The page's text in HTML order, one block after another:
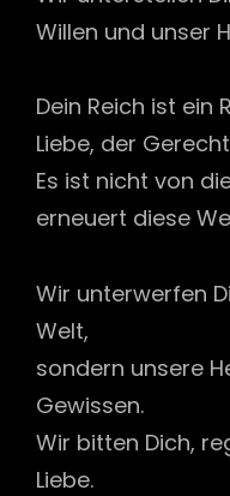
Willen und unser
Dein Reich ist ein
Liebe, der
Es ist nicht von
erneuert diese
Wir unterwerfen
Welt,
sondern unsere
Gewissen.
Wir bitten Dich,
Liebe.